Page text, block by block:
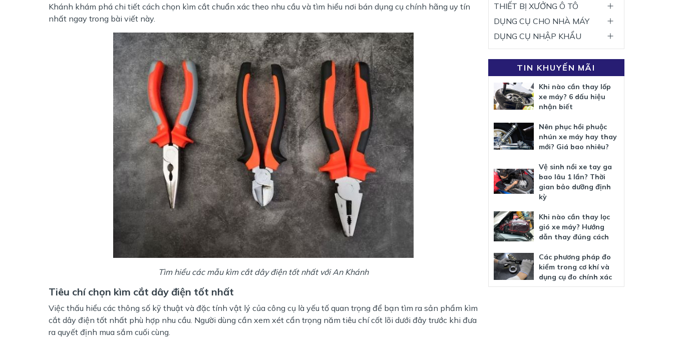
Khánh khám phá chi tiết cách chọn kìm cắt chuẩn xác theo nhu cầu và tìm hiểu nơi bán dụng cụ chính hãng uy tín
nhất ngay trong bài viết này.
Tìm hiểu các mẫu kìm cắt dây điện tốt nhất với An Khánh
Tiêu chí chọn kìm cắt dây điện tốt nhất
Việc thấu hiểu các thông số kỹ thuật và đặc tính vật lý của công cụ là yếu tố quan trọng để bạn tìm ra sản phẩm kìm
cắt dây điện tốt nhất phù hợp nhu cầu. Người dùng cần xem xét cẩn trọng năm tiêu chí cốt lõi dưới đây trước khi đưa
ra quyết định mua sắm cuối cùng.
THIẾT BỊ XƯỞNG Ô TÔ
DỤNG CỤ CHO NHÀ MÁY
DỤNG CỤ NHẬP KHẨU
TIN KHUYẾN MÃI
Khi nào cần thay lốp
xe máy? 6 dấu hiệu
nhận biết
Nên phục hồi phuộc
nhún xe máy hay thay
mới? Giá bao nhiêu?
Vệ sinh nồi xe tay ga
bao lâu 1 lần? Thời
gian bảo dưỡng định
kỳ
Khi nào cần thay lọc
gió xe máy? Hướng
dẫn thay đúng cách
Các phương pháp đo
kiểm trong cơ khí và
dụng cụ đo chính xác